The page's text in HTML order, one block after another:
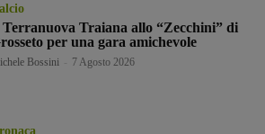
Traiana allo “Zecchini” di
per una gara amichevole
Bossini 7 Agosto 2026